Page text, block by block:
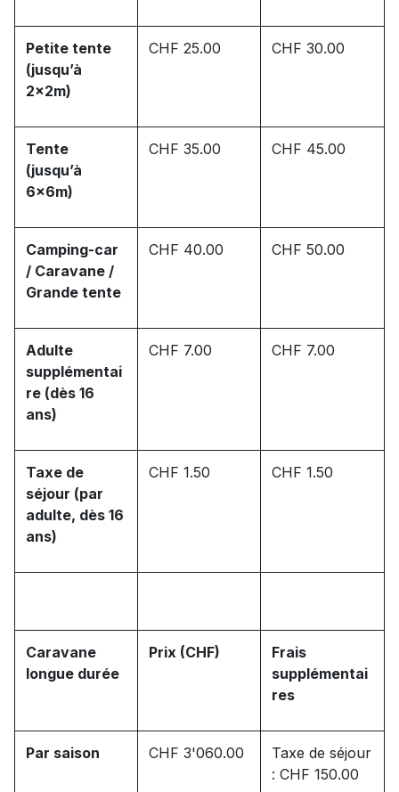
Petite tente
(jusqu’à
2x2m)
CHF 25.00 CHF 30.00
Tente
(jusqu’à
6x6m)
CHF 35.00 CHF 45.00
Camping-car
/ Caravane /
Grande tente
CHF 40.00 CHF 50.00
Adulte
supplémentai
re (dès 16
ans)
CHF 7.00 CHF 7.00
Taxe de
séjour (par
adulte, dès 16
ans)
CHF 1.50 CHF 1.50
Caravane
longue durée
Prix (CHF)
Frais
supplémentai
res
Par saison CHF 3'060.00
Taxe de séjour
: CHF 150.00